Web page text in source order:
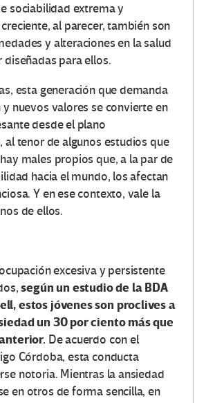
sociabilidad extrema y
al parecer, también son
y alteraciones en la salud
diseñadas para ellos.
esta generación que demanda
nuevos valores se convierte en
desde el plano
tenor de algunos estudios que
males propios que, a la par de
hacia el mundo, los afectan
Y en ese contexto, vale la
de ellos.
excesiva y persistente
según un estudio de la BDA
estos jóvenes son proclives a
un 30 por ciento más que
De acuerdo con el
Córdoba, esta conducta
notoria. Mientras la ansiedad
en otros de forma sencilla, en